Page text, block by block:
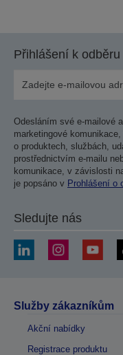
Přihlášení k
Odesláním své e-mailové
marketingové
o produktech, službách,
prostřednictvím e-mailu
komunikace, v závislosti
je popsáno v Prohlášení o
Sledujte nás
Služby zákazníkům
Akční nabídky
Registrace produktu